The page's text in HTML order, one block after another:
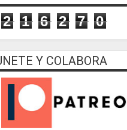
2 1 6 2 7 0
Y COLABORA